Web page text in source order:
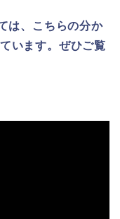
は、こちらの分か
います。ぜひご覧